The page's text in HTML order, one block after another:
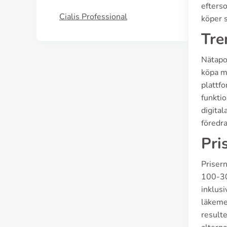
Cialis Professional
köper
köpa
100-